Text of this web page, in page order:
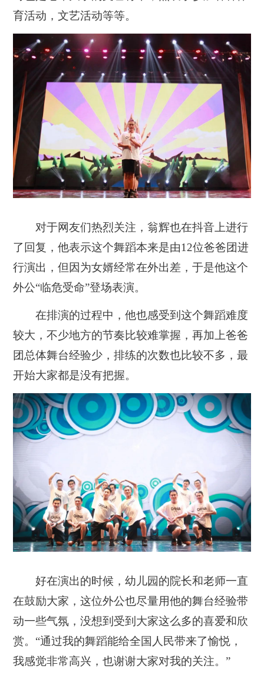
育活动，文艺活动等等。
对于网友们热烈关注，翁辉也在抖音上进行
了回复，他表示这个舞蹈本来是由12位爸爸团进
行演出，但因为女婿经常在外出差，于是他这个
外公“临危受命”登场表演。
在排演的过程中，他也感受到这个舞蹈难度
较大，不少地方的节奏比较难掌握，再加上爸爸
团总体舞台经验少，排练的次数也比较不多，最
开始大家都是没有把握。
好在演出的时候，幼儿园的院长和老师一直
在鼓励大家，这位外公也尽量用他的舞台经验带
动一些气氛，没想到受到大家这么多的喜爱和欣
赏。 “通过我的舞蹈能给全国人民带来了愉悦，
我感觉非常高兴，也谢谢大家对我的关注。”